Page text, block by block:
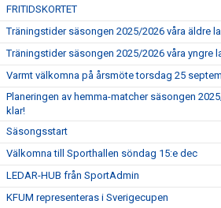
FRITIDSKORTET
Träningstider säsongen 2025/2026 våra äldre
Träningstider säsongen 2025/2026 våra yngre
Varmt välkomna på årsmöte torsdag 25
Planeringen av hemma-matcher säsongen
klar!
Säsongsstart
Välkomna till Sporthallen söndag 15:e dec
LEDAR-HUB från SportAdmin
KFUM representeras i Sverigecupen